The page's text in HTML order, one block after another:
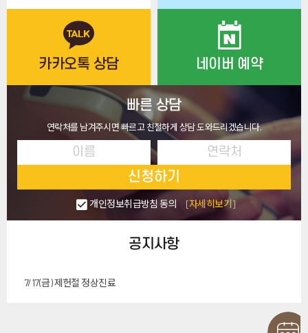
공지사항
7/17(금) 제헌절 정상진료
카카오톡 상담 네이버 예약
빠른 상담
연락처를 남겨주시면 빠르고 친절하게 상담 도와드리겠습니다.
신청하기
개인정보취급방침 동의 [자세히보기]